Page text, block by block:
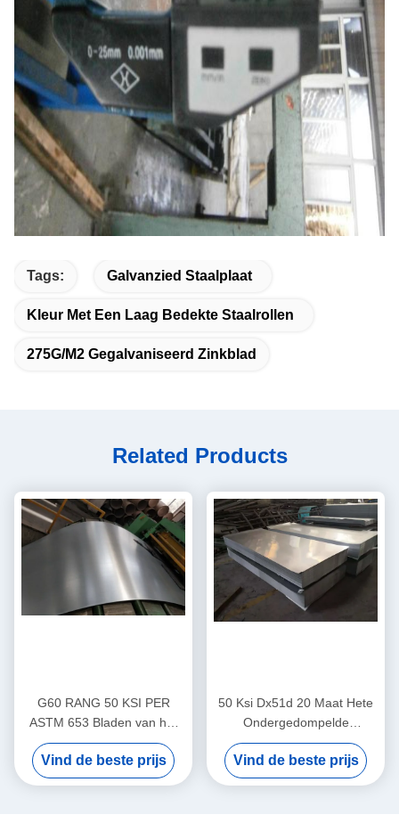
Tags: Galvanzied Staalplaat
Kleur Met Een Laag Bedekte Staalrollen
275G/M2 Gegalvaniseerd Zinkblad
Related Products
G60 RANG 50 KSI PER
ASTM 653 Bladen van het
Hete Onderdompelings de
Gegalvaniseerde Ijzer
Vind de beste prijs
50 Ksi Dx51d 20 Maat Hete
Ondergedompelde
Gegalvaniseerde Staalplaat
Geen Lovertje
Vind de beste prijs